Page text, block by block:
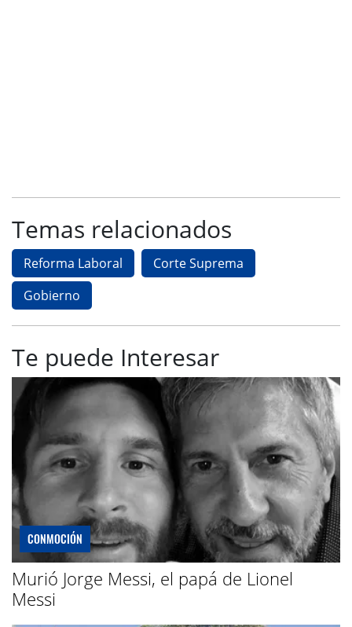
Temas relacionados
Reforma Laboral
Corte Suprema
Gobierno
Te puede Interesar
CONMOCIÓN
Murió Jorge Messi, el papá de Lionel
Messi